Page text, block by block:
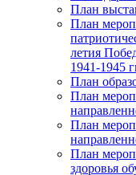
План
План
летия
1941-1945
План
План
План
План
здоровья